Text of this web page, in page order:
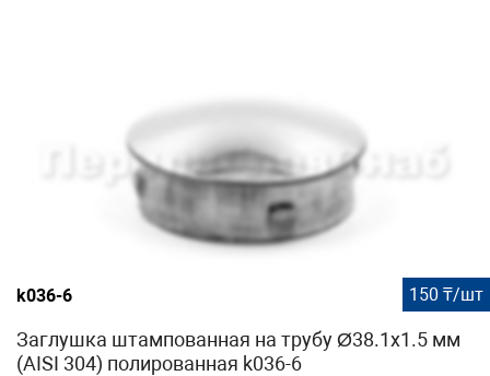
k036-6 150 ₸/шт
Заглушка штампованная на трубу Ø38.1х1.5 мм
(AISI 304) полированная k036-6